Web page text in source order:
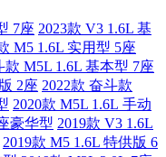
7座 2023款 V3 1.6L 基
M5 1.6L 实用型 5座
款 M5L 1.6L 基本型 7座
2座 2022款 奋斗款
2020款 M5L 1.6L 手动
豪华型 2019款 V3 1.6L
2019款 M5 1.6L 特供版 6